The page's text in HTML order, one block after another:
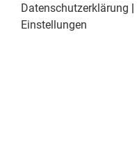
Datenschutzerklärung |
Einstellungen